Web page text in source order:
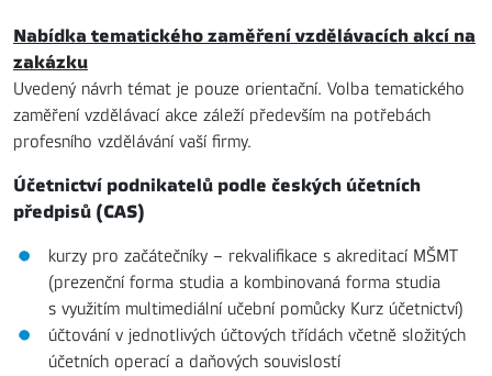
Nabídka tematického zaměření vzdělávacích akcí na
zakázku
Uvedený návrh témat je pouze orientační. Volba tematického
zaměření vzdělávací akce záleží především na potřebách
profesního vzdělávání vaší firmy.
Účetnictví podnikatelů podle českých účetních
předpisů (CAS)
kurzy pro začátečníky – rekvalifikace s akreditací MŠMT
(prezenční forma studia a kombinovaná forma studia
s využitím multimediální učební pomůcky Kurz účetnictví)
účtování v jednotlivých účtových třídách včetně složitých
účetních operací a daňových souvislostí